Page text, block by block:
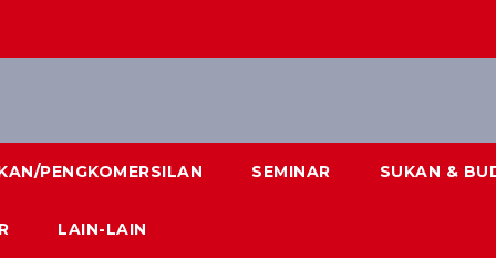
PENGKOMERSILAN SEMINAR SUKAN &
LAIN-LAIN